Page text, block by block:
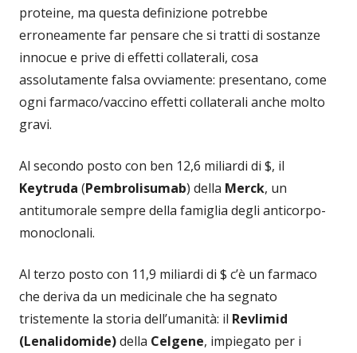
proteine, ma questa definizione potrebbe
erroneamente far pensare che si tratti di sostanze
innocue e prive di effetti collaterali, cosa
assolutamente falsa ovviamente: presentano, come
ogni farmaco/vaccino effetti collaterali anche molto
gravi.
Al secondo posto con ben 12,6 miliardi di $, il
Keytruda (Pembrolisumab) della Merck, un
antitumorale sempre della famiglia degli anticorpo-
monoclonali.
Al terzo posto con 11,9 miliardi di $ c’è un farmaco
che deriva da un medicinale che ha segnato
tristemente la storia dell’umanità: il Revlimid
(Lenalidomide)della Celgene, impiegato per i